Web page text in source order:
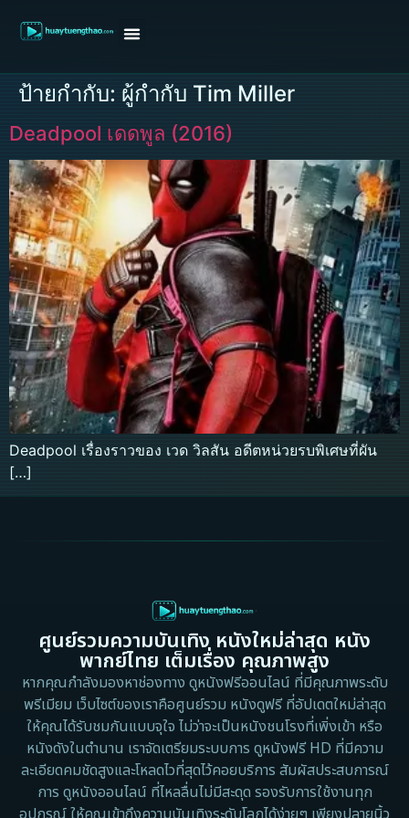
ป้ายกำกับ: ผู้กำกับ Tim Miller
Deadpool เดดพูล (2016)
Deadpool เรื่องราวของ เวด วิลสัน อดีตหน่วยรบพิเศษที่ผัน
[…]
ศูนย์รวมความบันเทิง หนังใหม่ล่าสุด หนัง
พากย์ไทย เต็มเรื่อง คุณภาพสูง
หากคุณกำลังมองหาช่องทาง ดูหนังฟรีออนไลน์ ที่มีคุณภาพระดับ
พรีเมียม เว็บไซต์ของเราคือศูนย์รวม หนังดูฟรี ที่อัปเดตใหม่ล่าสุด
ให้คุณได้รับชมกันแบบจุใจ ไม่ว่าจะเป็นหนังชนโรงที่เพิ่งเข้า หรือ
หนังดังในตำนาน เราจัดเตรียมระบบการ ดูหนังฟรี HD ที่มีความ
ละเอียดคมชัดสูงและโหลดไวที่สุดไว้คอยบริการ สัมผัสประสบการณ์
การ ดูหนังออนไลน์ ที่ไหลลื่นไม่มีสะดุด รองรับการใช้งานทุก